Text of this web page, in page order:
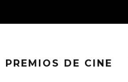
PREMIOS DE CINE